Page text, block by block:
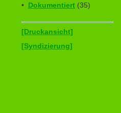
• Dokumentiert (35)
[Druckansicht]
[Syndizierung]